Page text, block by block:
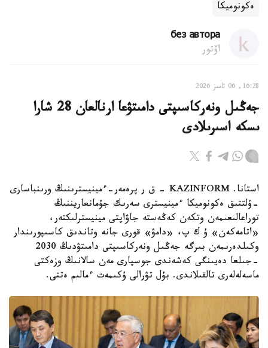
ەكونوميكا
без автора
اۆتور
16:28, 06 تامىز 2026
جەڭىل ونەركاسىپتى دامىتۋعا ارنالعان 28 شارا
ىسكە اسىرىلادى
استانا. KAZINFORM - ق ر پرەمەر-ءمينيسترىنىڭ ورىنباسارى
-ۇلتتىق ەكونوميكا ءمينيسترى سەرىك جۇمانعاريننىڭ
توراعالىعىمەن وتكەن كەڭەستە جاۋاپتى مينيسترلىكتەر،
«اتامەكەن» ۇ ك پ، «دامۋ» قورى جانە وتاندىق كاسىپورىندار
وكىلدەرىمەن بىرگە جەڭىل ونەركاسىپتى دامىتۋدىڭ 2030
-جىلعا دەيىنگى كەشەندى جوسپارى مەن سالانىڭ وزەكتى
ماسەلەلەرى تالقىلاندى. بۇل تۋرالى ۇكىمەت ءمالىم ەتتى.